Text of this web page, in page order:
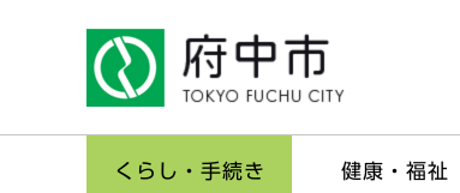
くらし・手続き 健康・福祉